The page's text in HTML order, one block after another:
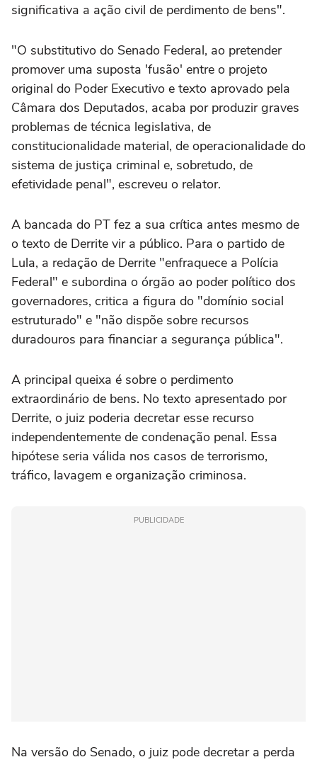
significativa a ação civil de perdimento de bens".
"O substitutivo do Senado Federal, ao pretender
promover uma suposta 'fusão' entre o projeto
original do Poder Executivo e texto aprovado pela
Câmara dos Deputados, acaba por produzir graves
problemas de técnica legislativa, de
constitucionalidade material, de operacionalidade do
sistema de justiça criminal e, sobretudo, de
efetividade penal", escreveu o relator.
A bancada do PT fez a sua crítica antes mesmo de
o texto de Derrite vir a público. Para o partido de
Lula, a redação de Derrite "enfraquece a Polícia
Federal" e subordina o órgão ao poder político dos
governadores, critica a figura do "domínio social
estruturado" e "não dispõe sobre recursos
duradouros para financiar a segurança pública".
A principal queixa é sobre o perdimento
extraordinário de bens. No texto apresentado por
Derrite, o juiz poderia decretar esse recurso
independentemente de condenação penal. Essa
hipótese seria válida nos casos de terrorismo,
tráfico, lavagem e organização criminosa.
PUBLICIDADE
Na versão do Senado, o juiz pode decretar a perda